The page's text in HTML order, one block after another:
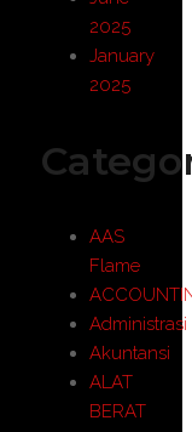
2025
January
2025
AAS
Flame
Administrasi
Akuntansi
ALAT
BERAT